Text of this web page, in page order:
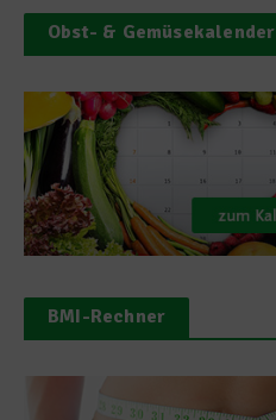
Obst- & Gemüsekalender
BMI-Rechner